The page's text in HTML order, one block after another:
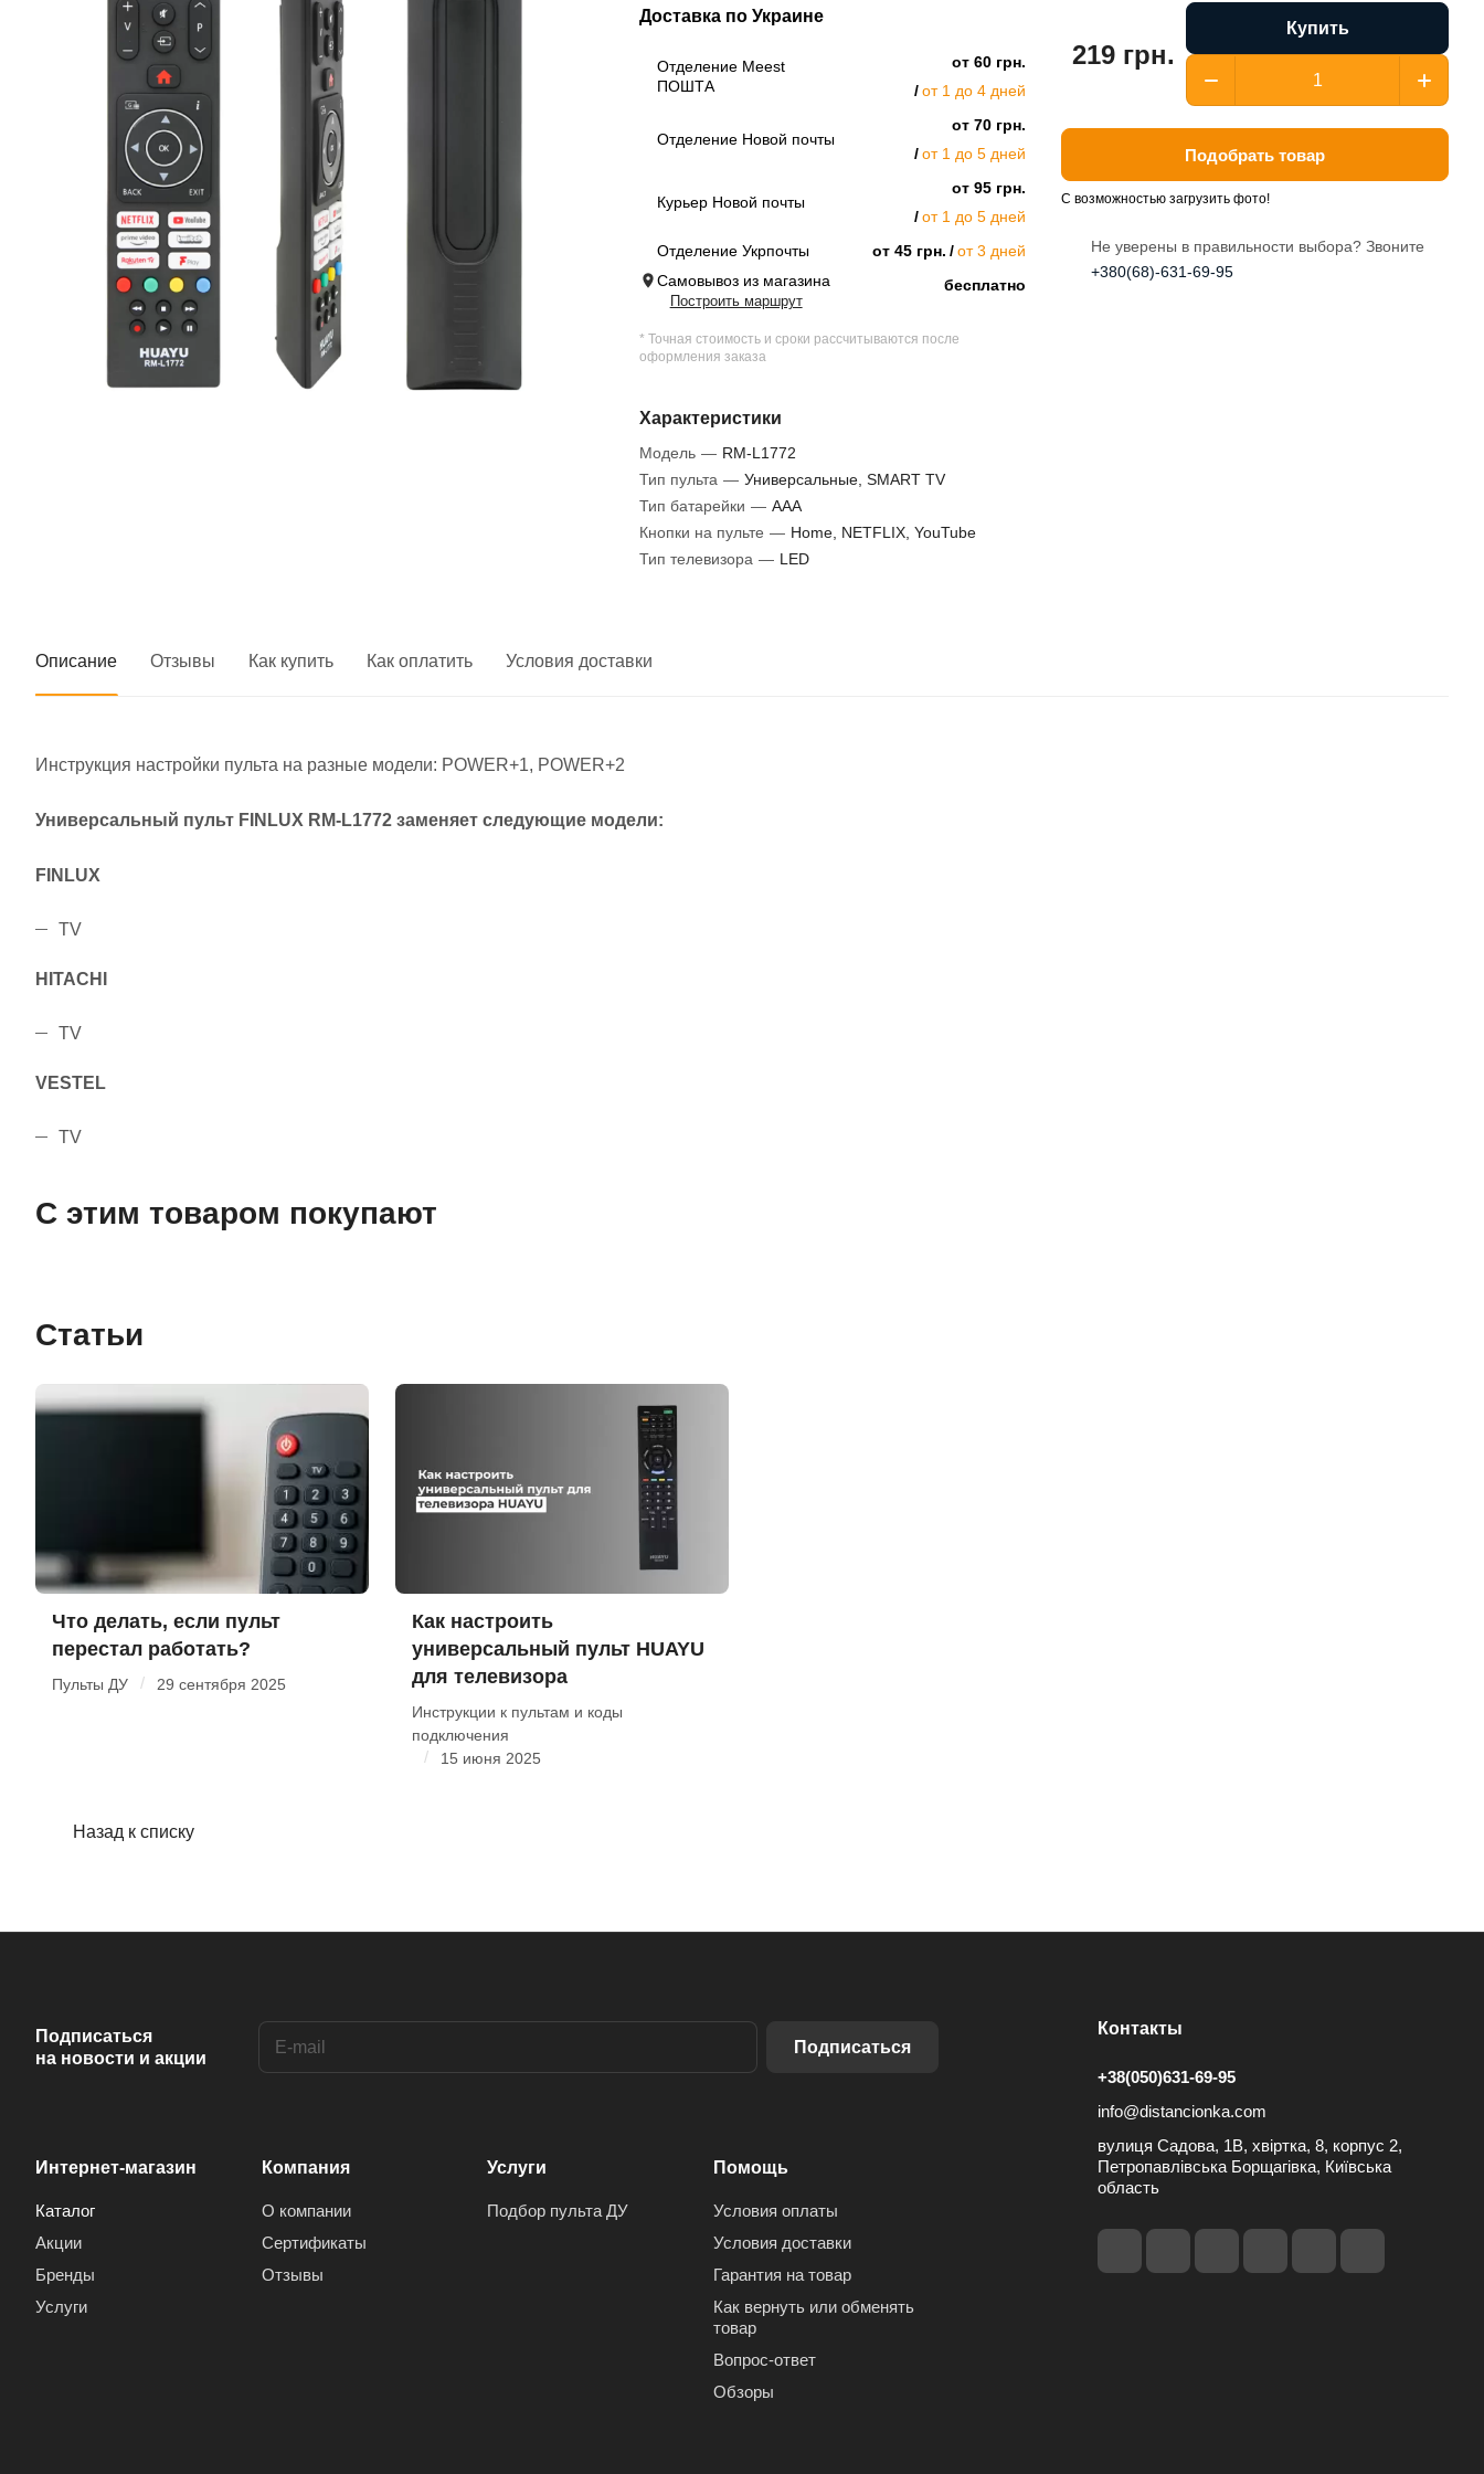
Доставка по Украине
Отделение Meest
ПОШТА
от 60 грн.
от 1 до 4 дней
Отделение Новой почты
от 70 грн.
от 1 до 5 дней
Курьер Новой почты
от 95 грн.
от 1 до 5 дней
Отделение Укрпочты
от 45 грн.
от 3 дней
Самовывоз из магазина
Построить маршрут
бесплатно
* Точная стоимость и сроки рассчитываются после
оформления заказа
Характеристики
Модель — RM-L1772
Тип пульта — Универсальные, SMART TV
Тип батарейки — AAA
Кнопки на пульте — Home, NETFLIX, YouTube
Тип телевизора — LED
219 грн.
Купить
Подобрать товар
С возможностью загрузить фото!
Не уверены в правильности выбора? Звоните
+380(68)-631-69-95
Описание Отзывы Как купить Как оплатить Условия доставки
Инструкция настройки пульта на разные модели: POWER+1, POWER+2
Универсальный пульт FINLUX RM-L1772 заменяет следующие модели:
FINLUX
TV
HITACHI
TV
VESTEL
TV
С этим товаром покупают
Статьи
Что делать, если пульт
перестал работать?
Пульты ДУ / 29 сентября 2025
Как настроить
универсальный пульт HUAYU
для телевизора
Инструкции к пультам и коды
подключения
/ 15 июня 2025
Назад к списку
Подписаться
на новости и акции
Подписаться
Интернет-магазин
Каталог
Акции
Бренды
Услуги
Компания
О компании
Сертификаты
Отзывы
Услуги
Подбор пульта ДУ
Помощь
Условия оплаты
Условия доставки
Гарантия на товар
Как вернуть или обменять
товар
Вопрос-ответ
Обзоры
Контакты
+38(050)631-69-95
info@distancionka.com
вулиця Садова, 1В, хвіртка, 8, корпус 2,
Петропавлівська Борщагівка, Київська
область